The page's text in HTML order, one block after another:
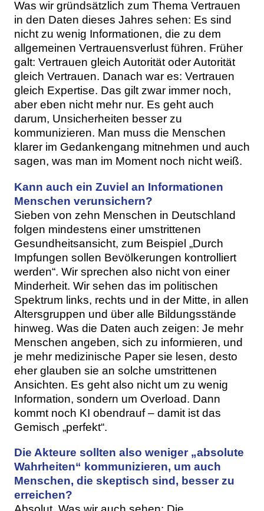
Was wir gründsätzlich zum Thema Vertrauen
in den Daten dieses Jahres sehen: Es sind
nicht zu wenig Informationen, die zu dem
allgemeinen Vertrauensverlust führen. Früher
galt: Vertrauen gleich Autorität oder Autorität
gleich Vertrauen. Danach war es: Vertrauen
gleich Expertise. Das gilt zwar immer noch,
aber eben nicht mehr nur. Es geht auch
darum, Unsicherheiten besser zu
kommunizieren. Man muss die Menschen
klarer im Gedankengang mitnehmen und auch
sagen, was man im Moment noch nicht weiß.
Kann auch ein Zuviel an Informationen
Menschen verunsichern?
Sieben von zehn Menschen in Deutschland
folgen mindestens einer umstrittenen
Gesundheitsansicht, zum Beispiel „Durch
Impfungen sollen Bevölkerungen kontrolliert
werden“. Wir sprechen also nicht von einer
Minderheit. Wir sehen das im politischen
Spektrum links, rechts und in der Mitte, in allen
Altersgruppen und über alle Bildungsstände
hinweg. Was die Daten auch zeigen: Je mehr
Menschen angeben, sich zu informieren, und
je mehr medizinische Paper sie lesen, desto
eher glauben sie an solche umstrittenen
Ansichten. Es geht also nicht um zu wenig
Information, sondern um Overload. Dann
kommt noch KI obendrauf – damit ist das
Gemisch „perfekt“.
Die Akteure sollten also weniger „absolute
Wahrheiten“ kommunizieren, um auch
Menschen, die skeptisch sind, besser zu
erreichen?